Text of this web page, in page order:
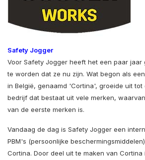
Safety Jogger
Voor Safety Jogger heeft het een paar jaar
te worden dat ze nu zijn. Wat begon als
in België, genaamd 'Cortina', groeide uit tot
bedrijf dat bestaat uit vele merken,
van de eerste merken is.
Vandaag de dag is Safety Jogger een
PBM's (persoonlijke
Cortina. Door deel uit te maken van